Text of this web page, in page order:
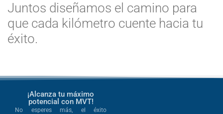
Juntos diseñamos el camino para
que cada kilómetro cuente hacia tu
éxito.
¡Alcanza tu máximo
potencial con MVT!
No esperes más, el éxito